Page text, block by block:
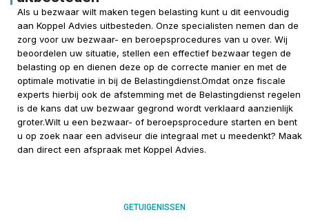
Als u bezwaar wilt maken tegen belasting kunt u dit eenvoudig
aan Koppel Advies uitbesteden. Onze specialisten nemen dan de
zorg voor uw bezwaar- en beroepsprocedures van u over. Wij
beoordelen uw situatie, stellen een effectief bezwaar tegen de
belasting op en dienen deze op de correcte manier en met de
optimale motivatie in bij de Belastingdienst.Omdat onze fiscale
experts hierbij ook de afstemming met de Belastingdienst regelen
is de kans dat uw bezwaar gegrond wordt verklaard aanzienlijk
groter.Wilt u een bezwaar- of beroepsprocedure starten en bent
u op zoek naar een adviseur die integraal met u meedenkt? Maak
dan direct een afspraak met Koppel Advies.
GETUIGENISSEN